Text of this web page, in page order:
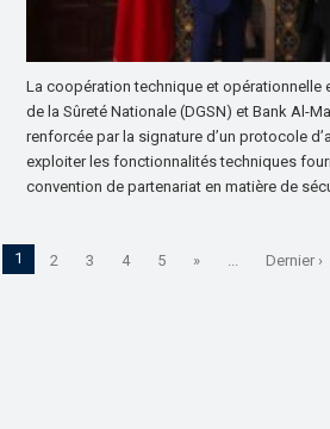
La coopération technique et opérationnelle
de la Sûreté Nationale (DGSN) et Bank Al-
renforcée par la signature d’un protocole
exploiter les fonctionnalités techniques
convention de partenariat en matière de
1 2 3 4 5 » ... Dernier ›